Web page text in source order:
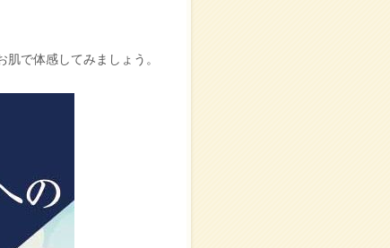
で体感してみましょう。